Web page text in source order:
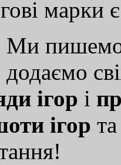
марки
Ми
ігор і
ігор